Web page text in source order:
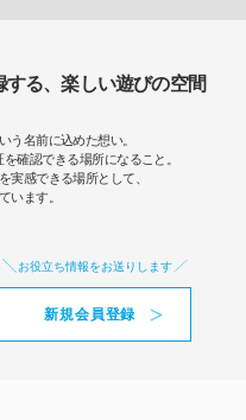
る、楽しい遊びの空間
う名前に込めた想い。
確認できる場所になること。
実感できる場所として、
います。
お役立ち情報をお送りします
新規会員登録